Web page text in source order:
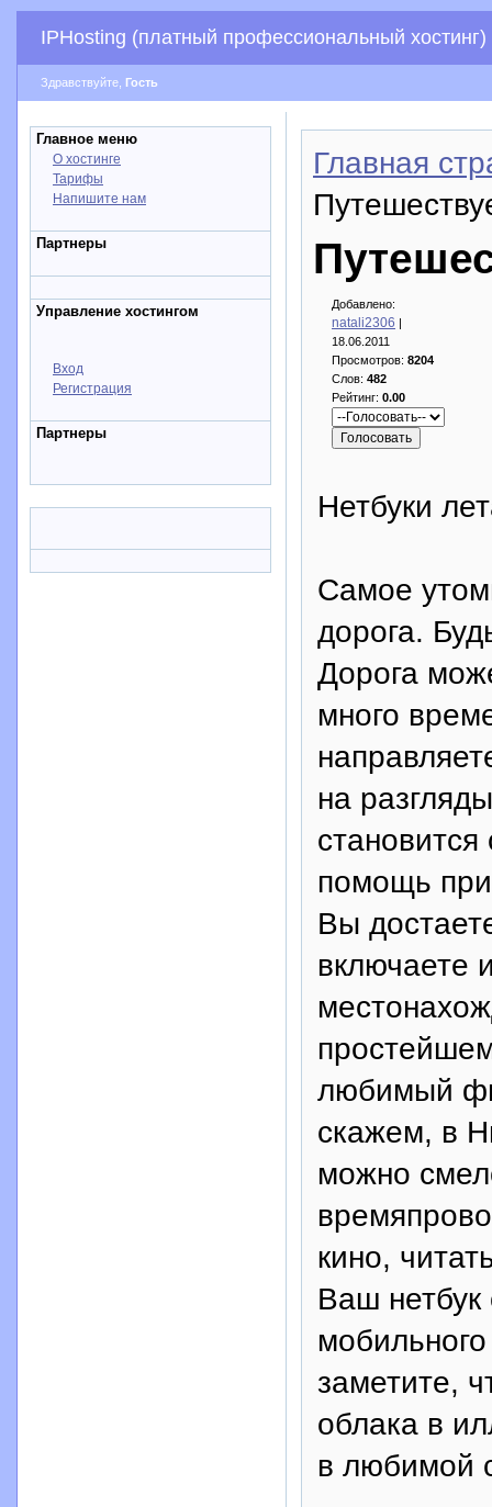
IPHosting (платный профессиональный хостинг)
Здравствуйте, Гость
Главное меню
О хостинге
Тарифы
Напишите нам
Партнеры
Управление хостингом
Вход
Регистрация
Партнеры
Главная
Добавлено:
natali2306 |
18.06.2011
Просмотров: 8204
Слов: 482
Рейтинг: 0.00
Нетбуки
Самое
дорога.
Дорога
много
на
помощь
Вы
включаете
любимый
скажем, в
можно
кино,
Ваш
заметите,
облака в
в любимой